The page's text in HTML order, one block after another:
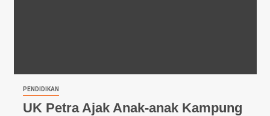
PENDIDIKAN
UK Petra Ajak Anak-anak Kampung